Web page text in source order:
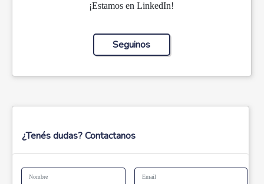
¡Estamos en LinkedIn!
Seguinos
¿Tenés dudas? Contactanos